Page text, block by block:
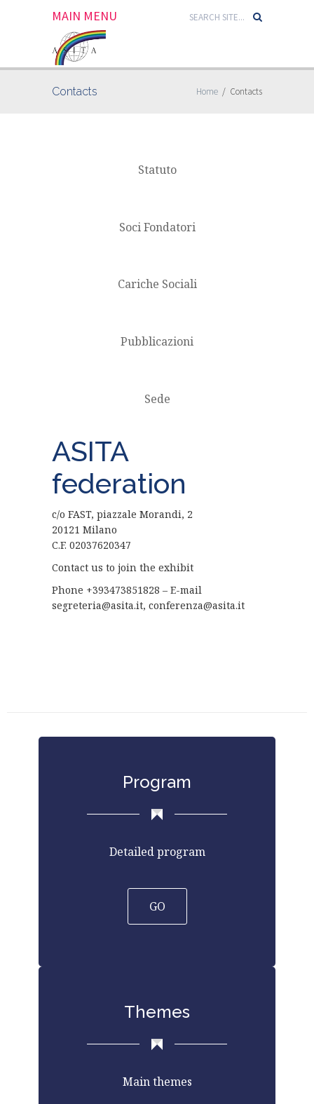
MAIN MENU
Contacts Home / Contacts
Statuto
Soci Fondatori
Cariche Sociali
Pubblicazioni
Sede
ASITA
federation
c/o FAST, piazzale Morandi, 2
20121 Milano
C.F. 02037620347
Contact us to join the exhibit
Phone +393473851828 – E-mail
segreteria@asita.it, conferenza@asita.it
Program
Detailed program
GO
Themes
Main themes